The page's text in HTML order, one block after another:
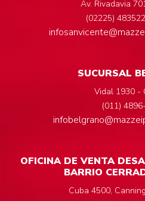
Av. Rivadavia
(02225)
SUCURSAL
Vidal 1930 -
(011)
OFICINA DE VENTA
BARRIO
Cuba 4500,